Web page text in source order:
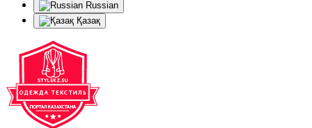
Russian
Қазақ